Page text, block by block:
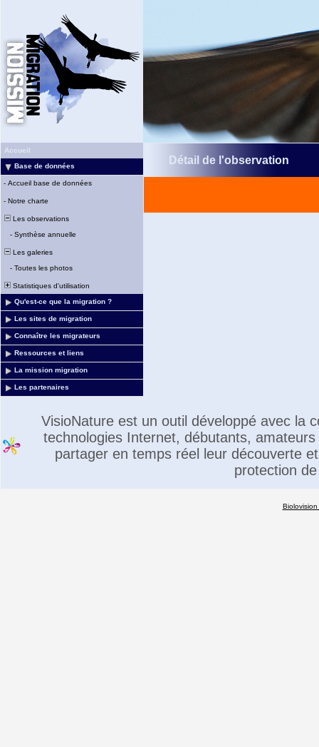
Accueil
Base de données
- Accueil base de données
- Notre charte
Les observations
- Synthèse annuelle
Les galeries
- Toutes les photos
Statistiques d'utilisation
Qu'est-ce que la migration ?
Les sites de migration
Connaître les migrateurs
Ressources et liens
La mission migration
Les partenaires
Détail de l'observation
VisioNature est un outil développé avec la
technologies Internet, débutants,
partager en temps réel leur découverte
protection
Biolovision